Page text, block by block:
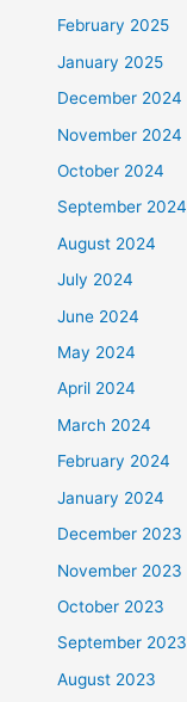
February 2025
January 2025
December 2024
November 2024
October 2024
September 2024
August 2024
July 2024
June 2024
May 2024
April 2024
March 2024
February 2024
January 2024
December 2023
November 2023
October 2023
September 2023
August 2023